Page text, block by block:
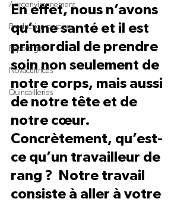
Agroenvironnement
Production porcine
Reportages
Novacultrices
Quincailleries
En effet, nous n’avons
qu’une santé et il est
primordial de prendre
soin non seulement de
notre corps, mais aussi
de notre tête et de
notre cœur.
Concrètement, qu’est-
ce qu’un travailleur de
rang ?  Notre travail
consiste à aller à votre